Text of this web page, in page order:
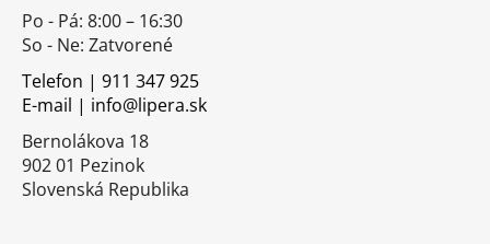
Po - Pá: 8:00 – 16:30
So - Ne: Zatvorené
Telefon | 911 347 925
E-mail | info@lipera.sk
Bernolákova 18
902 01 Pezinok
Slovenská Republika